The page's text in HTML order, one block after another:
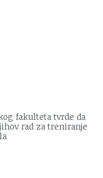
fakulteta tvrde da
rad za treniranje